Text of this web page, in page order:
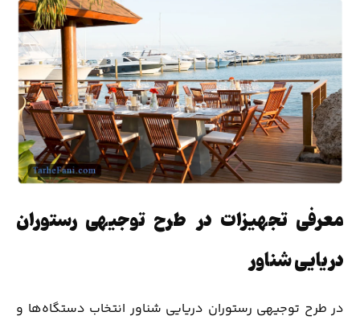
معرفی تجهیزات در طرح توجیهی رستوران
دریایی شناور
در طرح توجیهی رستوران دریایی شناور انتخاب دستگاه‌ها و